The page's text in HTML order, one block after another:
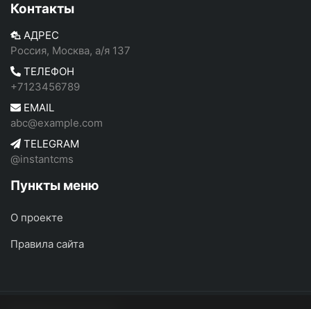
Контакты
АДРЕС
Россия, Москва, а/я 137
ТЕЛЕФОН
+7123456789
EMAIL
abc@example.com
TELEGRAM
@instantcms
Пункты меню
О проекте
Правила сайта